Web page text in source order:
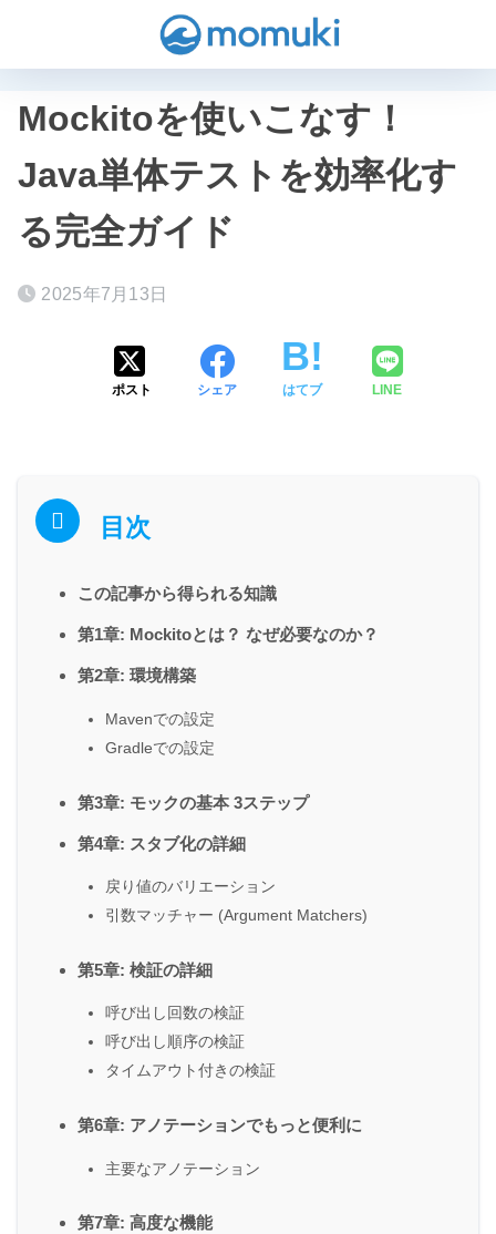
Mockitoを使いこなす！
Java単体テストを効率化す
る完全ガイド
2025年7月13日
ポスト シェア はてブ LINE
目次
この記事から得られる知識
第1章: Mockitoとは？ なぜ必要なのか？
第2章: 環境構築
Mavenでの設定
Gradleでの設定
第3章: モックの基本 3ステップ
第4章: スタブ化の詳細
戻り値のバリエーション
引数マッチャー (Argument Matchers)
第5章: 検証の詳細
呼び出し回数の検証
呼び出し順序の検証
タイムアウト付きの検証
第6章: アノテーションでもっと便利に
主要なアノテーション
第7章: 高度な機能